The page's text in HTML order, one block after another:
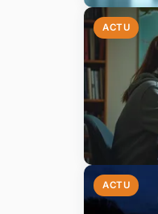
ACTU
ACTU